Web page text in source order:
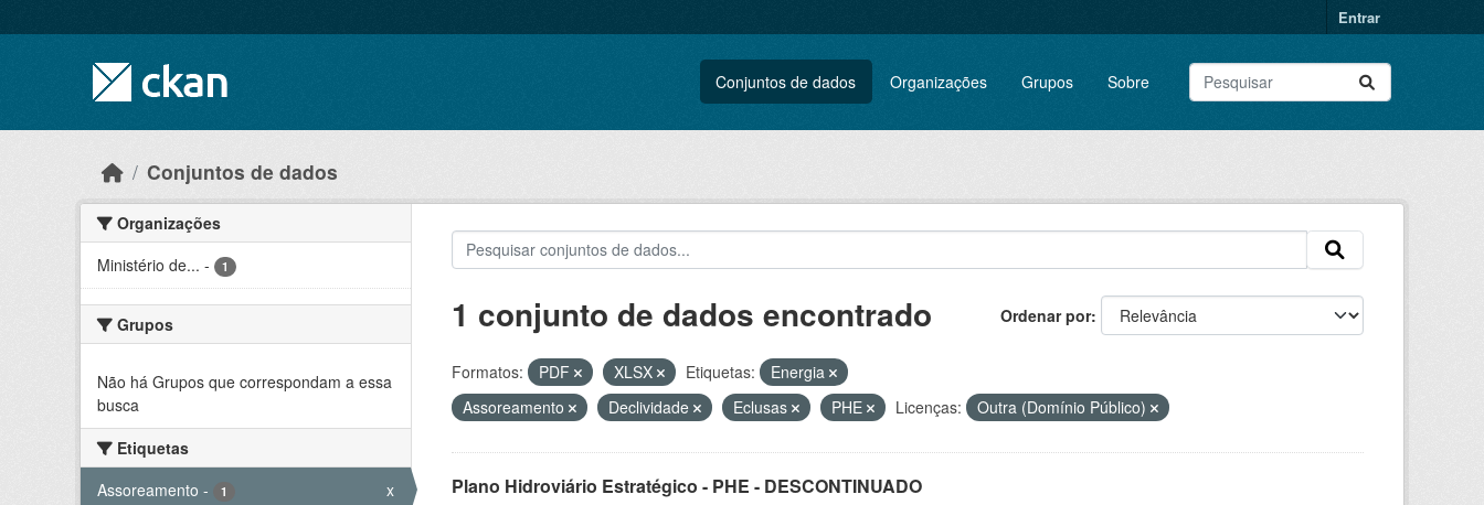
Entrar
Conjuntos de dados Organizações Grupos Sobre
Conjuntos de dados
Organizações
Ministério de... - 1
Grupos
Não há Grupos que correspondam a essa
busca
Etiquetas
Assoreamento - 1 x
Ordenar por
1 conjunto de dados encontrado
Formatos: PDF XLSX Etiquetas:
Energia
Assoreamento
Declividade Eclusas PHE Licenças: Outra (Domínio Público)
Plano Hidroviário Estratégico - PHE - DESCONTINUADO